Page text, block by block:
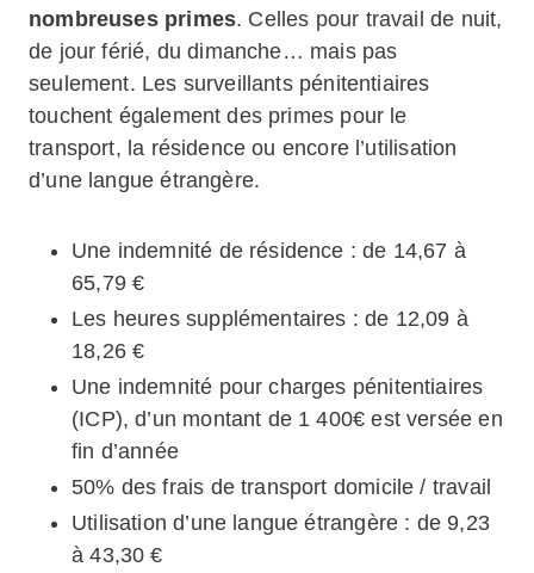
nombreuses primes. Celles pour travail de nuit,
de jour férié, du dimanche… mais pas
seulement. Les surveillants pénitentiaires
touchent également des primes pour le
transport, la résidence ou encore l’utilisation
d’une langue étrangère.
Une indemnité de résidence : de 14,67 à
65,79 €
Les heures supplémentaires : de 12,09 à
18,26 €
Une indemnité pour charges pénitentiaires
(ICP), d’un montant de 1 400€ est versée en
fin d’année
50% des frais de transport domicile / travail
Utilisation d’une langue étrangère : de 9,23
à 43,30 €